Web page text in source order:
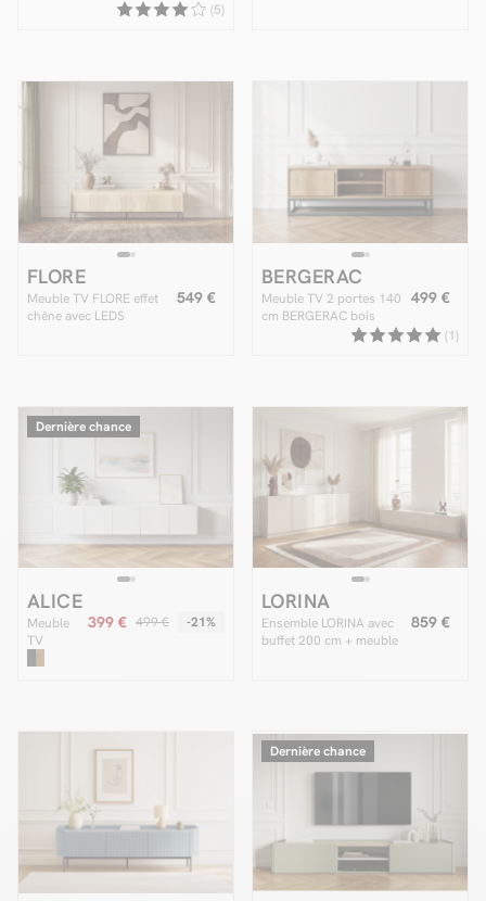
(5)
FLORE
Meuble TV FLORE effet
chêne avec LEDS
549 €
BERGERAC
Meuble TV 2 portes 140
cm BERGERAC bois
massif de manguier
499 €
(1)
Dernière chance
ALICE
Meuble
TV
399 € 499 € -21%
LORINA
Ensemble LORINA avec
buffet 200 cm + meuble
859 €
Dernière chance